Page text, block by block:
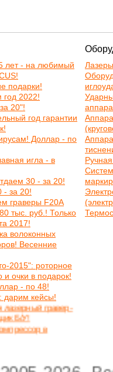
лет - на любимый
подарки!
год 2022!
20"!
год гарантии
Доллар - по
игла - в
30 - за 20!
- за 20!
граверы F20A
тыс. руб.! Только
2017!
волоконных
Весенние
2015": роторное
и очки в подарок!
- по 48!
дарим кейсы!
лазерный гравер-
Б/У!
в
Лазеры